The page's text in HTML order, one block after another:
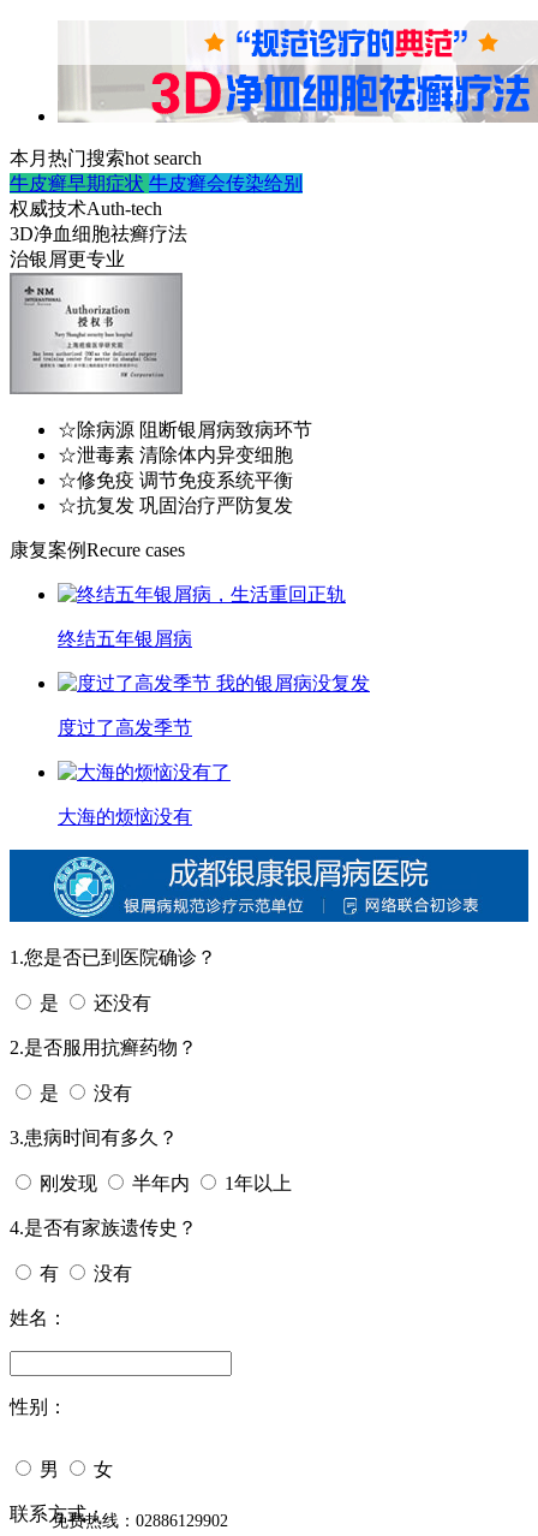
本月热门搜索hot search
牛皮癣早期症状 牛皮癣会传染给别
权威技术Auth-tech
3D净血细胞祛癣疗法
治银屑更专业
☆除病源 阻断银屑病致病环节
☆泄毒素 清除体内异变细胞
☆修免疫 调节免疫系统平衡
☆抗复发 巩固治疗严防复发
康复案例Recure cases
终结五年银屑病
度过了高发季节
大海的烦恼没有
1.您是否已到医院确诊？
是 还没有
2.是否服用抗癣药物？
是 没有
3.患病时间有多久？
刚发现 半年内 1年以上
4.是否有家族遗传史？
有 没有
姓名：
性别：
男 女
今天日期：
联系方式：
免费热线：02886129902